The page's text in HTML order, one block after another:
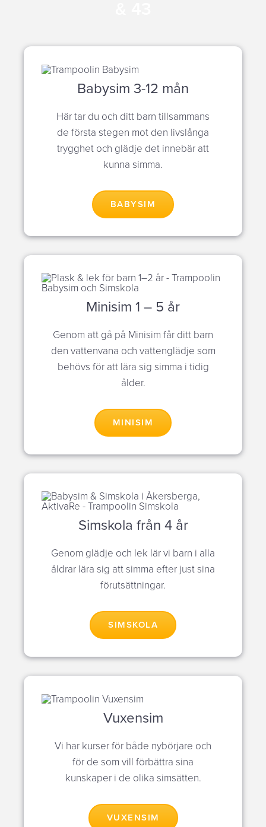
Babysim 3-12 mån
Här tar du och ditt barn tillsammans
de första stegen mot den livslånga
trygghet och glädje det innebär att
kunna simma.
BABYSIM
Minisim 1 – 5 år
Genom att gå på Minisim får ditt barn
den vattenvana och vattenglädje som
behövs för att lära sig simma i tidig
ålder.
MINISIM
Simskola från 4 år
Genom glädje och lek lär vi barn i alla
åldrar lära sig att simma efter just sina
förutsättningar.
SIMSKOLA
Vuxensim
Vi har kurser för både nybörjare och
för de som vill förbättra sina
kunskaper i de olika simsätten.
VUXENSIM